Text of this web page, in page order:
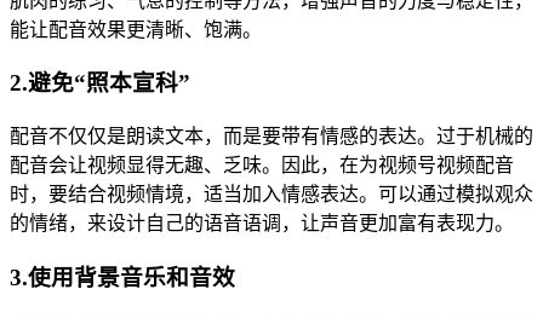
能让配音效果更清晰、饱满。
2.避免“照本宣科”
配音不仅仅是朗读文本，而是要带有情感的表达。过于机械的
配音会让视频显得无趣、乏味。因此，在为视频号视频配音
时，要结合视频情境，适当加入情感表达。可以通过模拟观众
的情绪，来设计自己的语音语调，让声音更加富有表现力。
3.使用背景音乐和音效